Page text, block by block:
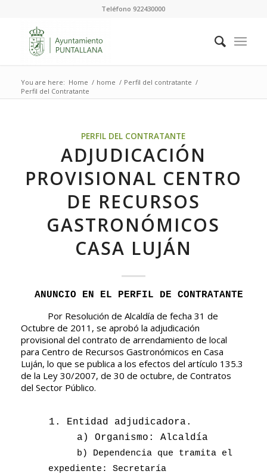
Teléfono 922430000
You are here: Home / home / Perfil del contratante /
Perfil del Contratante
PERFIL DEL CONTRATANTE
ADJUDICACIÓN
PROVISIONAL CENTRO
DE RECURSOS
GASTRONÓMICOS
CASA LUJÁN
ANUNCIO EN EL PERFIL DE CONTRATANTE
Por Resolución de Alcaldía de fecha 31 de
Octubre de 2011, se aprobó la adjudicación
provisional del contrato de arrendamiento de local
para Centro de Recursos Gastronómicos en Casa
Luján, lo que se publica a los efectos del artículo 135.3
de la Ley 30/2007, de 30 de octubre, de Contratos
del Sector Público.
1. Entidad adjudicadora.
a) Organismo: Alcaldía
b) Dependencia que tramita el
expediente: Secretaría